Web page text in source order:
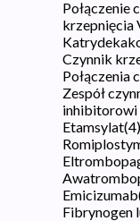
Połączenie
krzepnięcia
Czynnik
Połączenia
Zespół
inhibitorowi
Etamsylat(4)
Emicizumab
Fibrynogen